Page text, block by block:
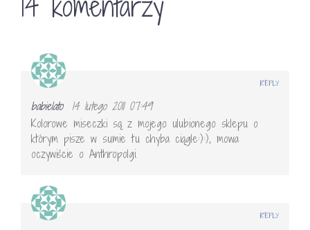
babielato
14 lutego 2011 07:49
Kolorowe miseczki są z mojego ulubionego sklepu o
którym pisze w sumie tu chyba ciągle:):), mowa
oczywiście o Anthropolgi.
REPLY
REPLY